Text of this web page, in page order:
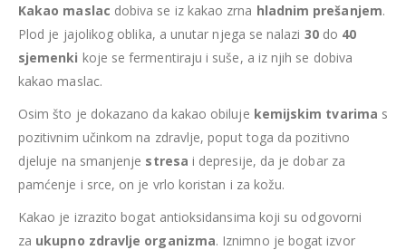
Kakao maslac dobiva se iz kakao zrna hladnim prešanjem.
Plod je jajolikog oblika, a unutar njega se nalazi 30do 40
sjemenki koje se fermentiraju i suše, a iz njih se dobiva
kakao maslac.
Osim što je dokazano da kakao obiluje kemijskim tvarima s
pozitivnim učinkom na zdravlje, poput toga da pozitivno
djeluje na smanjenje stresa i depresije, da je dobar za
pamćenje i srce, on je vrlo koristan i za kožu.
Kakao je izrazito bogat antioksidansima koji su odgovorni
za ukupno zdravlje organizma. Iznimno je bogat izvor